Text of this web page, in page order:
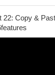
22: Copy &